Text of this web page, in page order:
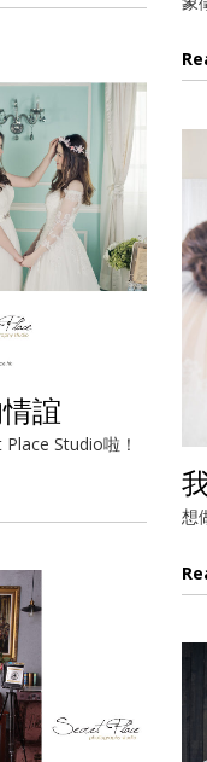
誼
Studio啦！
想